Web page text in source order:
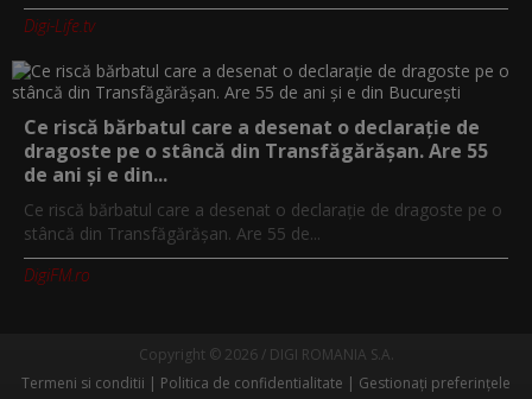
Digi-Life.tv
Ce riscă bărbatul care a desenat o declarație de
dragoste pe o stâncă din Transfăgărășan. Are 55
de ani și e din...
Ce riscă bărbatul care a desenat o declarație de dragoste pe o
stâncă din Transfăgărășan. Are 55 de...
DigiFM.ro
Copyright © 2026 / DIGI ROMANIA S.A.
Termeni si conditii
Politica de confidentialitate
Gestionați preferințele